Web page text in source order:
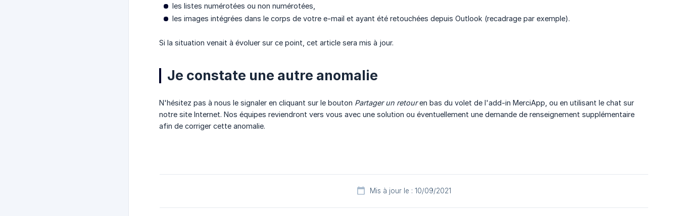
les listes numérotées ou non numérotées,
les images intégrées dans le corps de votre e-mail et ayant été retouchées depuis Outlook (recadrage par exemple).
Si la situation venait à évoluer sur ce point, cet article sera mis à jour.
Je constate une autre anomalie
N'hésitez pas à nous le signaler en cliquant sur le bouton Partager un retouren bas du volet de l'add-in MerciApp, ou en utilisant le chat sur
notre site Internet. Nos équipes reviendront vers vous avec une solution ou éventuellement une demande de renseignement supplémentaire
afin de corriger cette anomalie.
Mis à jour le : 10/09/2021